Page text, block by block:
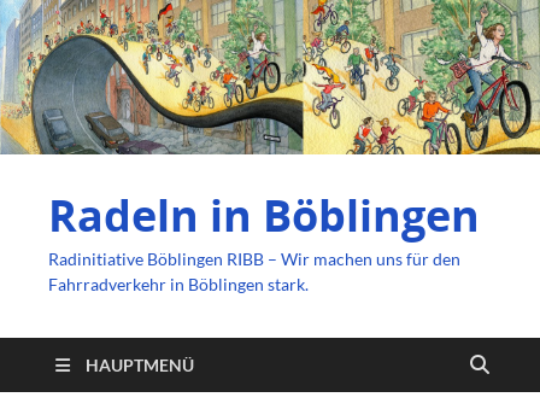
Radeln in Böblingen
Radinitiative Böblingen RIBB – Wir machen uns für den
Fahrradverkehr in Böblingen stark.
HAUPTMENÜ